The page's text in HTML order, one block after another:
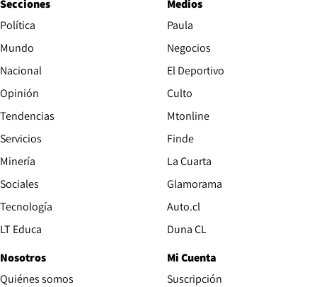
Secciones
Política
Mundo
Nacional
Opinión
Tendencias
Servicios
Minería
Sociales
Tecnología
LT Educa
Medios
Paula
Negocios
El Deportivo
Culto
Mtonline
Finde
La Cuarta
Glamorama
Auto.cl
Duna CL
Nosotros
Quiénes somos
Mi Cuenta
Suscripción